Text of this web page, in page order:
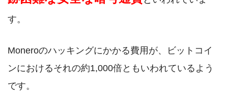
す。
Moneroのハッキングにかかる費用が、ビットコイ
ンにおけるそれの約1,000倍ともいわれているよう
です。